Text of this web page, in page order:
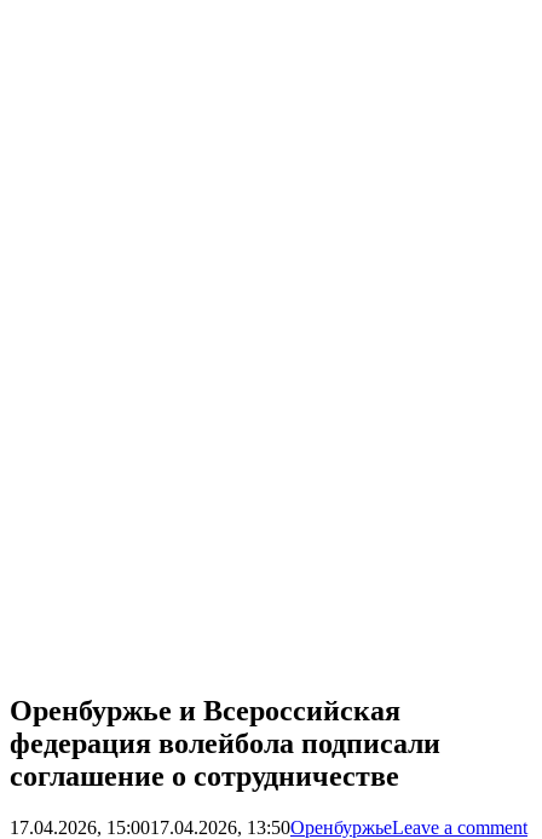
Оренбуржье и Всероссийская
федерация волейбола подписали
соглашение о сотрудничестве
17.04.2026, 15:0017.04.2026, 13:50ОренбуржьеLeave a comment